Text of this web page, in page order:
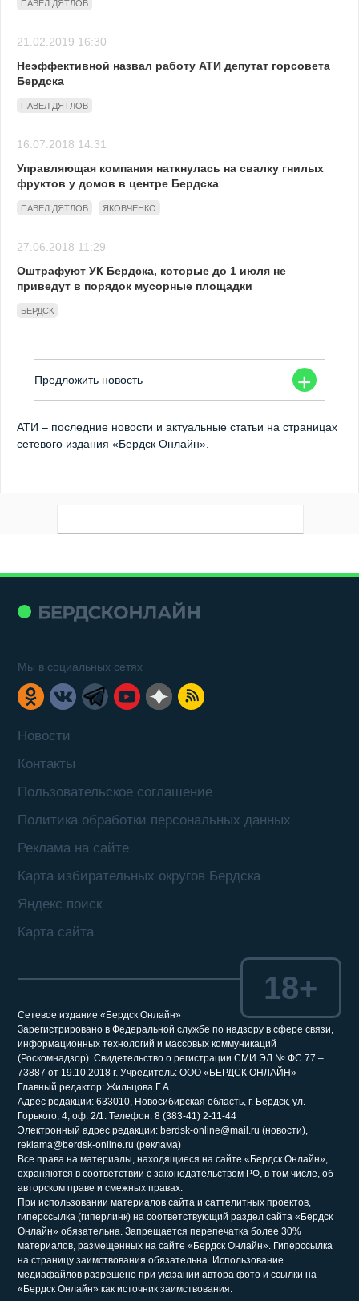
ПАВЕЛ ДЯТЛОВ
21.02.2019 16:30
Неэффективной назвал работу АТИ депутат горсовета
Бердска
ПАВЕЛ ДЯТЛОВ
16.07.2018 14:31
Управляющая компания наткнулась на свалку гнилых
фруктов у домов в центре Бердска
ПАВЕЛ ДЯТЛОВ ЯКОВЧЕНКО
27.06.2018 11:29
Оштрафуют УК Бердска, которые до 1 июля не
приведут в порядок мусорные площадки
БЕРДСК
+
Предложить новость
АТИ – последние новости и актуальные статьи на страницах
сетевого издания «Бердск Онлайн».
Новости
Контакты
Пользовательское соглашение
Политика обработки персональных данных
Реклама на сайте
Карта избирательных округов Бердска
Яндекс поиск
Карта сайта
Мы в социальных сетях
Сетевое издание «Бердск Онлайн»
Зарегистрировано в Федеральной службе по надзору в сфере связи,
информационных технологий и массовых коммуникаций
(Роскомнадзор). Свидетельство о регистрации СМИ ЭЛ № ФС 77 –
73887 от 19.10.2018 г. Учредитель: ООО «БЕРДСК ОНЛАЙН»
Главный редактор: Жильцова Г.А.
Адрес редакции: 633010, Новосибирская область, г. Бердск, ул.
Горького, 4, оф. 2/1. Телефон: 8 (383-41) 2-11-44
Электронный адрес редакции: berdsk-online@mail.ru (новости),
reklama@berdsk-online.ru (реклама)
Все права на материалы, находящиеся на сайте «Бердск Онлайн»,
охраняются в соответствии с законодательством РФ, в том числе, об
авторском праве и смежных правах.
При использовании материалов сайта и саттелитных проектов,
гиперссылка (гиперлинк) на соответствующий раздел сайта «Бердск
Онлайн» обязательна. Запрещается перепечатка более 30%
материалов, размещенных на сайте «Бердск Онлайн». Гиперссылка
на страницу заимствования обязательна. Использование
медиафайлов разрешено при указании автора фото и ссылки на
«Бердск Онлайн» как источник заимствования.
18+